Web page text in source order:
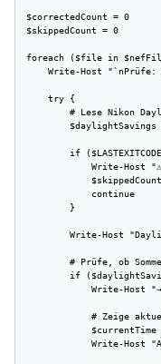
$correctedCount = 0
$skippedCount = 0
foreach ($file in
Write-Host "`nPrüfe:
    try {
# Lese Nikon
$daylightSavings
if
Write-Host
            continue
        }
Write-Host
# Prüfe, ob
if
Write-Host
# Zeige
$currentTime
Write-Host